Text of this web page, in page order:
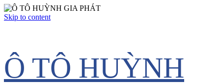
Skip to content
Ô TÔ HUỲNH